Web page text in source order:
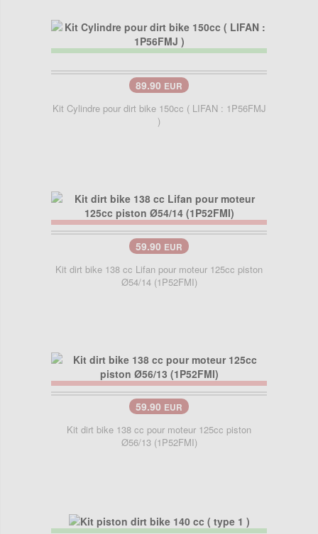
89.90 EUR
Kit Cylindre pour dirt bike 150cc ( LIFAN : 1P56FMJ
)
59.90 EUR
Kit dirt bike 138 cc Lifan pour moteur 125cc piston
Ø54/14 (1P52FMI)
59.90 EUR
Kit dirt bike 138 cc pour moteur 125cc piston
Ø56/13 (1P52FMI)